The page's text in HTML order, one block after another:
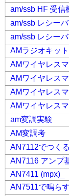
am/ssb HF 受
am/ssb レシー
am/ssb レシー
AMラジオキッ
AMワイヤレス
AMワイヤレス
AMワイヤレス
AMワイヤレス
am変調実験
AM変調考
AN7112でつく
AN7116 アンプ
AN7411 (mpx)_
AN7511で鳴ら